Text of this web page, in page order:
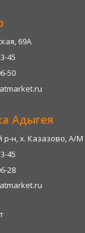
69А
45
50
Адыгея
р-н, х. Казазово,
45
28